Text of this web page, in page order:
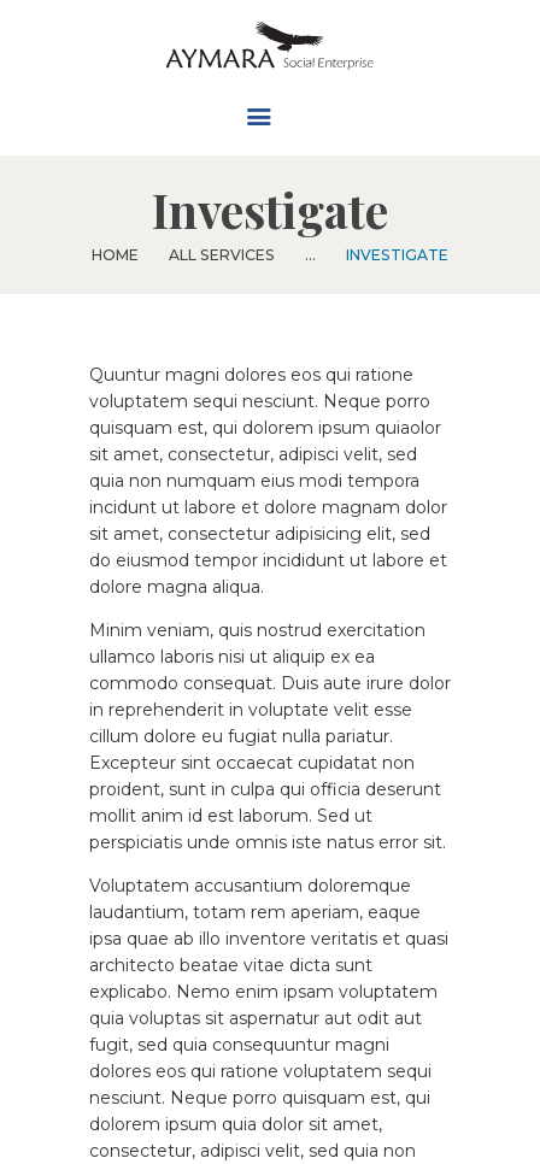
Investigate
HOME ALL SERVICES ... INVESTIGATE
Quuntur magni dolores eos qui ratione
voluptatem sequi nesciunt. Neque porro
quisquam est, qui dolorem ipsum quiaolor
sit amet, consectetur, adipisci velit, sed
quia non numquam eius modi tempora
incidunt ut labore et dolore magnam dolor
sit amet, consectetur adipisicing elit, sed
do eiusmod tempor incididunt ut labore et
dolore magna aliqua.
Minim veniam, quis nostrud exercitation
ullamco laboris nisi ut aliquip ex ea
commodo consequat. Duis aute irure dolor
in reprehenderit in voluptate velit esse
cillum dolore eu fugiat nulla pariatur.
Excepteur sint occaecat cupidatat non
proident, sunt in culpa qui officia deserunt
mollit anim id est laborum. Sed ut
perspiciatis unde omnis iste natus error sit.
Voluptatem accusantium doloremque
laudantium, totam rem aperiam, eaque
ipsa quae ab illo inventore veritatis et quasi
architecto beatae vitae dicta sunt
explicabo. Nemo enim ipsam voluptatem
quia voluptas sit aspernatur aut odit aut
fugit, sed quia consequuntur magni
dolores eos qui ratione voluptatem sequi
nesciunt. Neque porro quisquam est, qui
dolorem ipsum quia dolor sit amet,
consectetur, adipisci velit, sed quia non